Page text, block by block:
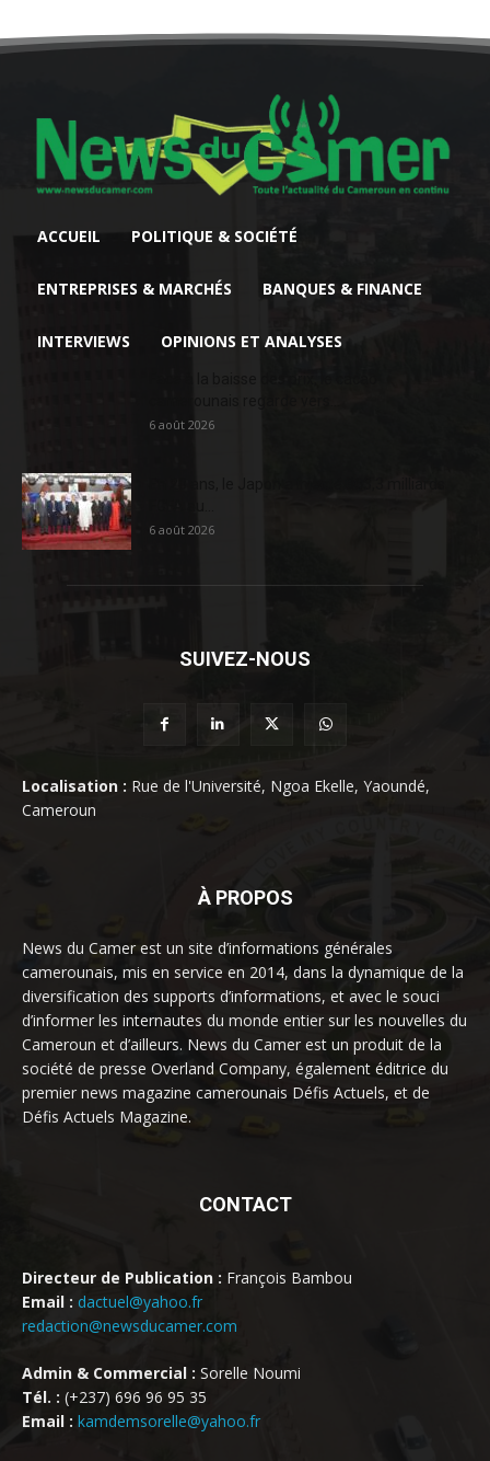
ACCUEIL POLITIQUE & SOCIÉTÉ
ENTREPRISES & MARCHÉS BANQUES & FINANCE
INTERVIEWS OPINIONS ET ANALYSES
6 août 2026
6 août 2026
SUIVEZ-NOUS
Localisation : Rue de l'Université, Ngoa Ekelle, Yaoundé,
Cameroun
À PROPOS
News du Camer est un site d’informations générales
camerounais, mis en service en 2014, dans la dynamique de la
diversification des supports d’informations, et avec le souci
d’informer les internautes du monde entier sur les nouvelles du
Cameroun et d’ailleurs. News du Camer est un produit de la
société de presse Overland Company, également éditrice du
premier news magazine camerounais Défis Actuels, et de
Défis Actuels Magazine.
CONTACT
Directeur de Publication : François Bambou
Email : dactuel@yahoo.fr
redaction@newsducamer.com
Admin & Commercial : Sorelle Noumi
Tél. : (+237) 696 96 95 35
Email : kamdemsorelle@yahoo.fr